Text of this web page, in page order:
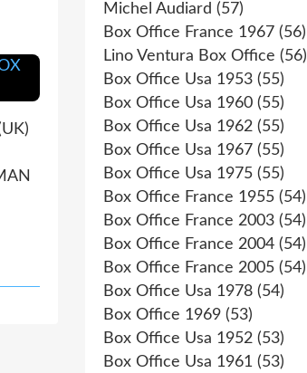
Michel Audiard (57)
Box Office France 1967 (56)
Lino Ventura Box Office (56)
Box Office Usa 1953 (55)
Box Office Usa 1960 (55)
Box Office Usa 1962 (55)
Box Office Usa 1967 (55)
Box Office Usa 1975 (55)
Box Office France 1955 (54)
Box Office France 2003 (54)
Box Office France 2004 (54)
Box Office France 2005 (54)
Box Office Usa 1978 (54)
Box Office 1969 (53)
Box Office Usa 1952 (53)
Box Office Usa 1961 (53)